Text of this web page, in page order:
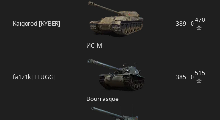
Kaigorod [KYBER]
ИС-М
389 0470
fa1z1k [FLUGG]
Bourrasque
385 0515